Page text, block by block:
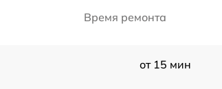
Время ремонта
от 15 мин